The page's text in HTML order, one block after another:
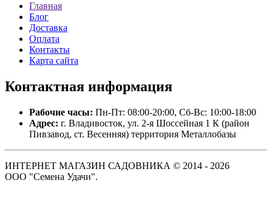
Главная
Блог
Доставка
Оплата
Контакты
Карта сайта
Контактная информация
Рабочие часы: Пн-Пт: 08:00-20:00, Сб-Вс: 10:00-18:00
Адрес: г. Владивосток, ул. 2-я Шоссейная 1 К (район
Пивзавод, ст. Весенняя) территория Металлобазы
ИНТЕРНЕТ МАГАЗИН САДОВНИКА © 2014 - 2026
ООО "Семена Удачи".